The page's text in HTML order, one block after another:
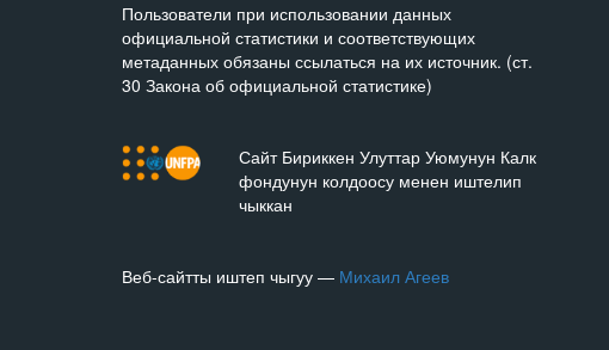
Пользователи при использовании данных
официальной статистики и соответствующих
метаданных обязаны ссылаться на их источник. (ст.
30 Закона об официальной статистике)
Сайт Бириккен Улуттар Уюмунун Калк
фондунун колдоосу менен иштелип
чыккан
Веб-сайтты иштеп чыгуу — Михаил Агеев